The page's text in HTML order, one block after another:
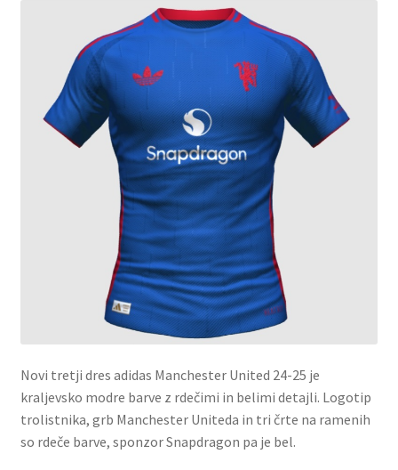
Novi tretji dres adidas Manchester United 24-25 je
kraljevsko modre barve z rdečimi in belimi detajli. Logotip
trolistnika, grb Manchester Uniteda in tri črte na ramenih
so rdeče barve, sponzor Snapdragon pa je bel.